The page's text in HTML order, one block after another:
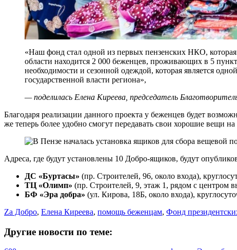
«Наш фонд стал одной из первых пензенских НКО,
области находится 2 000 беженцев, проживающих в 5
необходимости и сезонной одеждой, которая является
государственной власти региона»,
— поделилась Елена Киреева, председатель
Благодаря реализации данного проекта у беженцев будет
же теперь более удобно смогут передавать свои хорошие вещи на
Адреса, где будут установлены 10 Добро-ящиков, будут
ДС «Буртасы» (пр. Строителей, 96, около входа),
ТЦ «Олимп» (пр. Строителей, 9, этаж 1, рядом с центром
БФ «Эра добра» (ул. Кирова, 18Б, около входа),
Zа Добро, Елена Киреева, помощь беженцам, Фонд
Другие новости по теме: